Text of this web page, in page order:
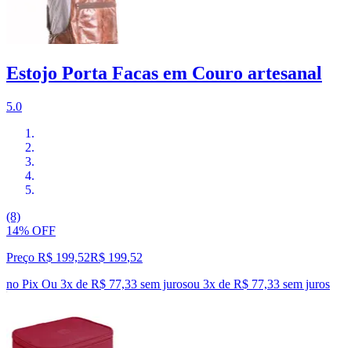
Estojo Porta Facas em Couro artesanal
5.0
(8)
14% OFF
Preço R$ 199,52R$ 199,52
no Pix Ou 3x de R$ 77,33 sem jurosou 3x de R$ 77,33 sem juros